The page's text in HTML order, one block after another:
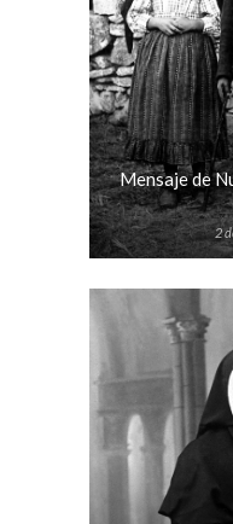
Mensaje de
2